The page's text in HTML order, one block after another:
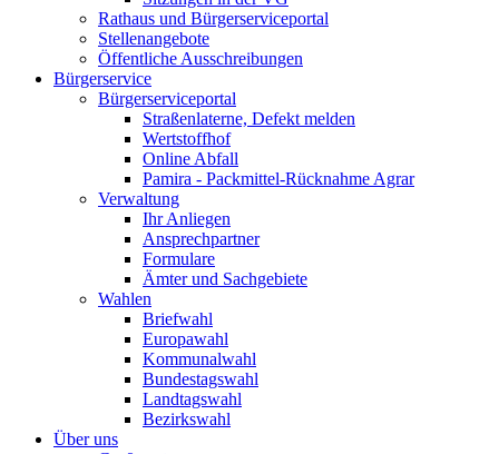
Rathaus und Bürgerserviceportal
Stellenangebote
Öffentliche Ausschreibungen
Bürgerservice
Bürgerserviceportal
Straßenlaterne, Defekt melden
Wertstoffhof
Online Abfall
Pamira - Packmittel-Rücknahme Agrar
Verwaltung
Ihr Anliegen
Ansprechpartner
Formulare
Ämter und Sachgebiete
Wahlen
Briefwahl
Europawahl
Kommunalwahl
Bundestagswahl
Landtagswahl
Bezirkswahl
Über uns